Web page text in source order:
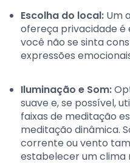
Escolha do local: Um
ofereça privacidade é
você não se sinta
expressões
Iluminação e Som:
suave e, se possível,
faixas de meditação
meditação dinâmica.
corrente ou vento
estabelecer um clima